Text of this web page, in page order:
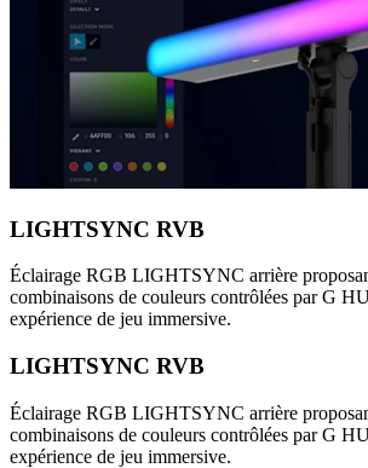
LIGHTSYNC RVB
Éclairage RGB LIGHTSYNC arrière
combinaisons de couleurs contrôlées par G
expérience de jeu immersive.
LIGHTSYNC RVB
Éclairage RGB LIGHTSYNC arrière
combinaisons de couleurs contrôlées par G
expérience de jeu immersive.